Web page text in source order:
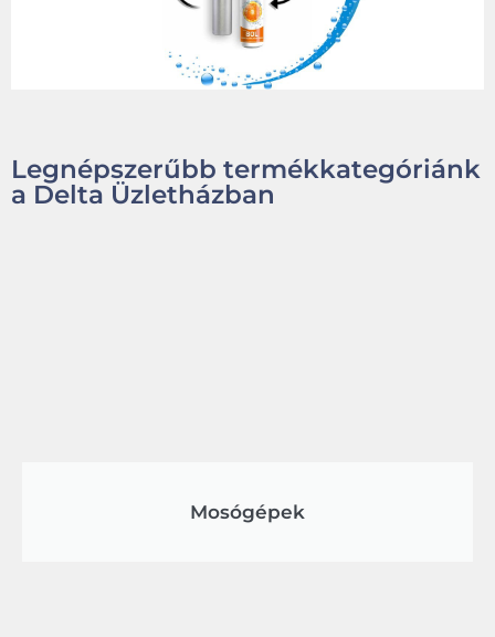
Legnépszerűbb termékkategóriánk
a Delta Üzletházban
Mosógépek